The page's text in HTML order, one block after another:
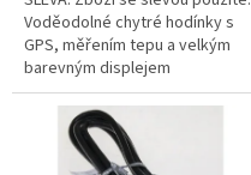
Voděodolné chytré hodínky s
GPS, měřením tepu a velkým
barevným displejem